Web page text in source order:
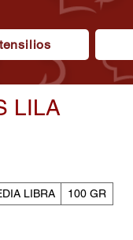
LILA
LIBRA 100 GR